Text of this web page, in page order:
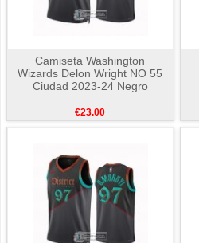
Camiseta Washington
Wizards Delon Wright NO 55
Ciudad 2023-24 Negro
€23.00